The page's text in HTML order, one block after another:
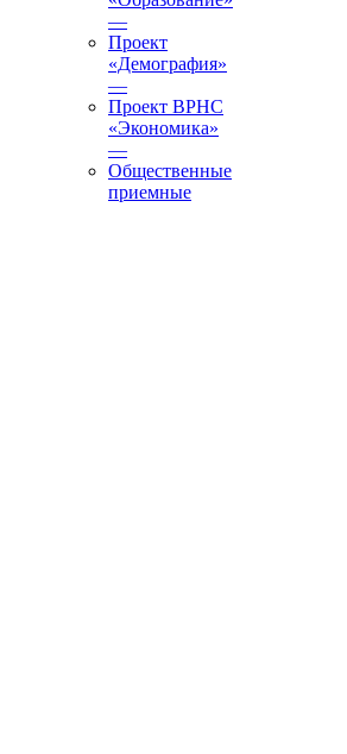
—
Проект
«Демография»
—
Проект ВРНС
«Экономика»
—
Общественные
приемные